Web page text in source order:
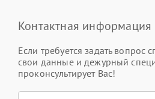
Контактная информация
Если требуется задать вопрос
свои данные и дежурный
проконсультирует Вас!